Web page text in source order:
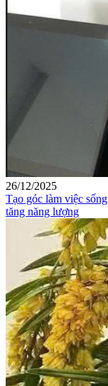
26/12/2025
Tạo góc làm việc
tăng năng lượng